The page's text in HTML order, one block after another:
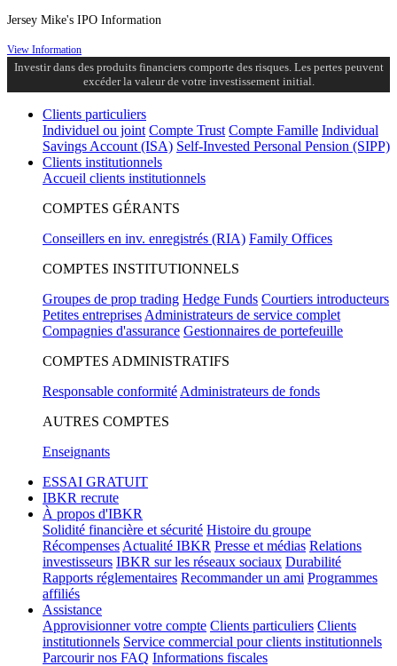
Jersey Mike's IPO Information
View Information
Investir dans des produits financiers comporte des risques. Les pertes peuvent
excéder la valeur de votre investissement initial.
Clients particuliers
Individuel ou joint Compte Trust Compte Famille Individual
Savings Account (ISA) Self-Invested Personal Pension (SIPP)
Clients institutionnels
Accueil clients institutionnels
COMPTES GÉRANTS
Conseillers en inv. enregistrés (RIA) Family Offices
COMPTES INSTITUTIONNELS
Groupes de prop trading Hedge Funds Courtiers introducteurs
Petites entreprises Administrateurs de service complet
Compagnies d'assurance Gestionnaires de portefeuille
COMPTES ADMINISTRATIFS
Responsable conformité Administrateurs de fonds
AUTRES COMPTES
Enseignants
ESSAI GRATUIT
IBKR recrute
À propos d'IBKR
Solidité financière et sécurité Histoire du groupe
Récompenses Actualité IBKR Presse et médias Relations
investisseurs IBKR sur les réseaux sociaux Durabilité
Rapports réglementaires Recommander un ami Programmes
affiliés
Assistance
Approvisionner votre compte Clients particuliers Clients
institutionnels Service commercial pour clients institutionnels
Parcourir nos FAQ Informations fiscales